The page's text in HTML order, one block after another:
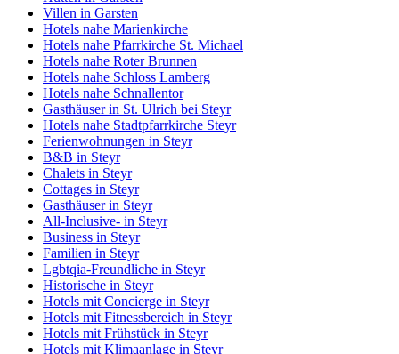
Villen in Garsten
Hotels nahe Marienkirche
Hotels nahe Pfarrkirche St. Michael
Hotels nahe Roter Brunnen
Hotels nahe Schloss Lamberg
Hotels nahe Schnallentor
Gasthäuser in St. Ulrich bei Steyr
Hotels nahe Stadtpfarrkirche Steyr
Ferienwohnungen in Steyr
B&B in Steyr
Chalets in Steyr
Cottages in Steyr
Gasthäuser in Steyr
All-Inclusive- in Steyr
Business in Steyr
Familien in Steyr
Lgbtqia-Freundliche in Steyr
Historische in Steyr
Hotels mit Concierge in Steyr
Hotels mit Fitnessbereich in Steyr
Hotels mit Frühstück in Steyr
Hotels mit Klimaanlage in Steyr